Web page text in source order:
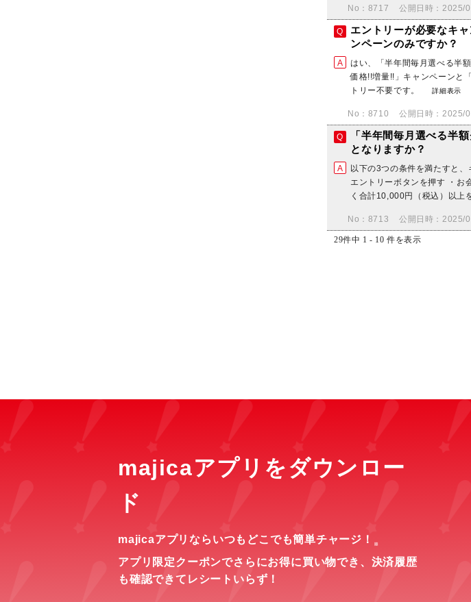
No：8717 公開日時：2025/
エントリーが必要なキ
ンペーンのみですか？
はい、「半年間毎月選べる半
価格!!増量!!」キャンペーンと
トリー不要です。
詳細表示
No：8710 公開日時：2025/
「半年間毎月選べる半
となりますか？
以下の3つの条件を満たすと
エントリーボタンを押す ・お
く合計10,000円（税込）以上
No：8713 公開日時：2025/
29件中 1 - 10 件を表示
majicaアプリをダウンロー
ド
majicaアプリならいつもどこでも簡単チャージ！ ※
アプリ限定クーポンでさらにお得に買い物でき、 決済履歴
も確認できてレシートいらず！